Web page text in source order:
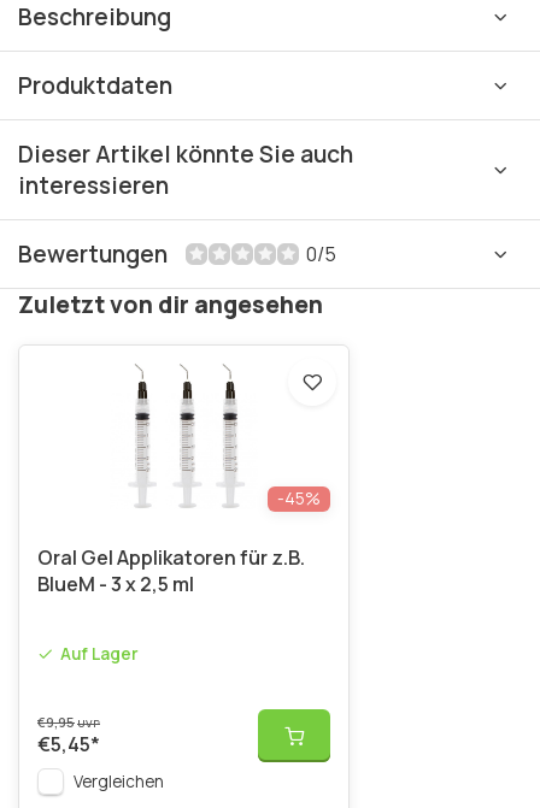
Beschreibung
Produktdaten
Dieser Artikel könnte Sie auch
interessieren
Bewertungen 0/5
Zuletzt von dir angesehen
-45%
Oral Gel Applikatoren für z.B.
BlueM - 3 x 2,5 ml
Auf Lager
€9,95UVP
€5,45*
Vergleichen